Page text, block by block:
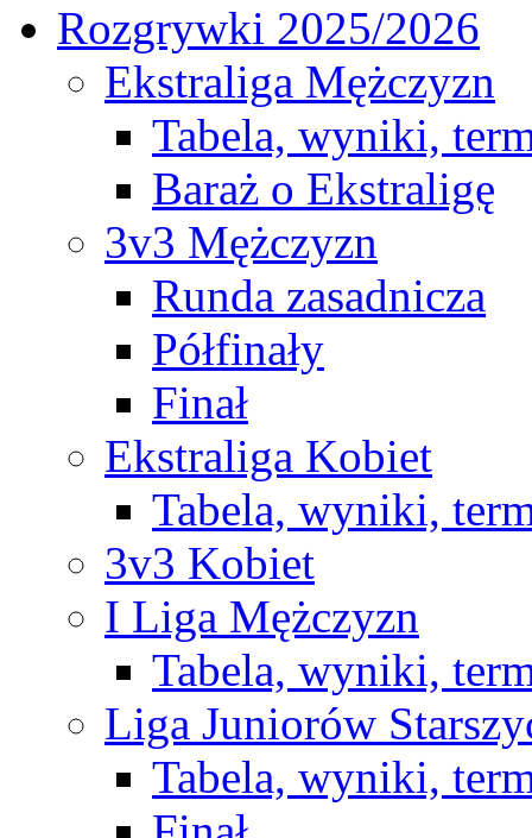
Rozgrywki 2025/2026
Ekstraliga Mężczyzn
Tabela, wyniki,
Baraż o Ekstraligę
3v3 Mężczyzn
Runda zasadnicza
Półfinały
Finał
Ekstraliga Kobiet
Tabela, wyniki,
3v3 Kobiet
I Liga Mężczyzn
Tabela, wyniki,
Liga Juniorów
Tabela, wyniki,